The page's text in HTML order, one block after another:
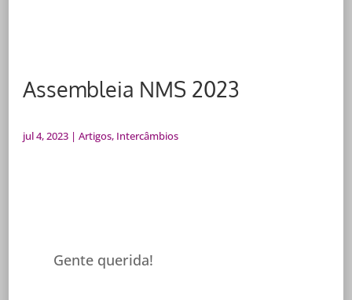
Assembleia NMS 2023
jul 4, 2023 |Artigos, Intercâmbios
Gente querida!